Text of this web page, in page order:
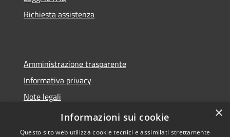
Richiesta assistenza
Amministrazione trasparente
Informativa privacy
Note legali
Dichiarazione di accessibilità
×
Informazioni sui cookie
Questo sito web utilizza cookie tecnici e assimilati strettamente